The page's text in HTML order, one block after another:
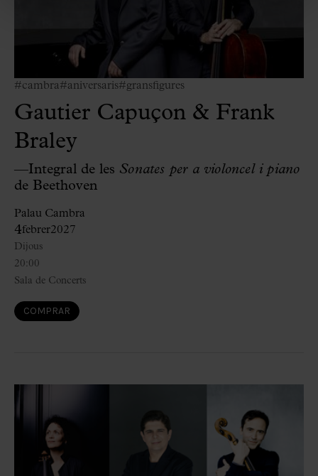
#cambra#aniversaris#gransfigures
Gautier Capuçon & Frank
Braley
—Integral de les Sonates per a violoncel i piano
de Beethoven
Palau Cambra
4febrer2027
20:00
Dijous
Sala de Concerts
COMPRAR